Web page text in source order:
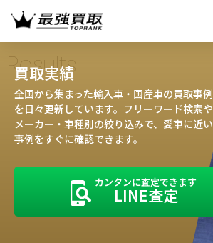
選ばれる理由
高価買取の仕組み
売却の流れ
お客様の声
Results
買取実績
全国から集まった輸入車・国産車の買取事例
を日々更新しています。フリーワード検索や
メーカー・車種別の絞り込みで、愛車に近い
事例をすぐに確認できます。
カンタンに査定できます
LINE査定